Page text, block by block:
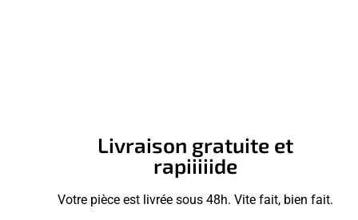
Livraison gratuite et
rapiiiiide
Votre pièce est livrée sous 48h. Vite fait, bien fait.